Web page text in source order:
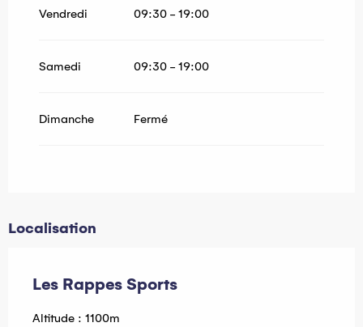
Vendredi 09:30 - 19:00
Samedi 09:30 - 19:00
Dimanche Fermé
Localisation
Les Rappes Sports
Altitude : 1100m